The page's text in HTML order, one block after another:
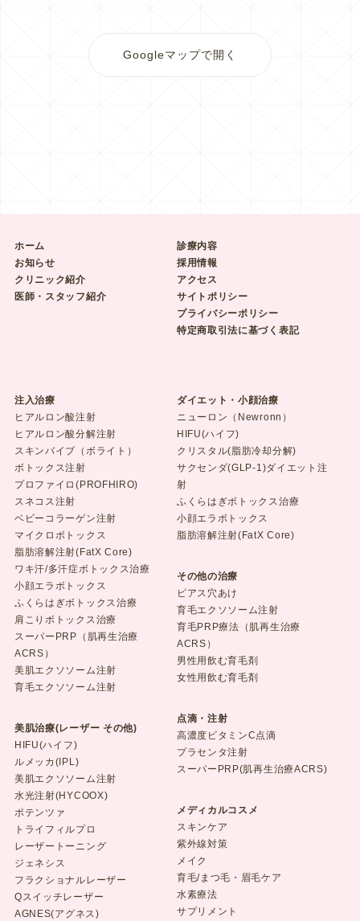
Googleマップで開く
ホーム
お知らせ
クリニック紹介
医師・スタッフ紹介
診療内容
採用情報
アクセス
サイトポリシー
プライバシーポリシー
特定商取引法に基づく表記
注入治療
ヒアルロン酸注射
ヒアルロン酸分解注射
スキンバイブ（ボライト）
ボトックス注射
プロファイロ(PROFHIRO)
スネコス注射
ベビーコラーゲン注射
マイクロボトックス
脂肪溶解注射(FatX Core)
ワキ汗/多汗症ボトックス治療
小顔エラボトックス
ふくらはぎボトックス治療
肩こりボトックス治療
スーパーPRP（肌再生治療
ACRS）
美肌エクソソーム注射
育毛エクソソーム注射
美肌治療(レーザー その他)
HIFU(ハイフ)
ルメッカ(IPL)
美肌エクソソーム注射
水光注射(HYCOOX)
ポテンツァ
トライフィルプロ
レーザートーニング
ジェネシス
フラクショナルレーザー
Qスイッチレーザー
AGNES(アグネス)
ダイエット・小顔治療
ニューロン（Newronn）
HIFU(ハイフ)
クリスタル(脂肪冷却分解)
サクセンダ(GLP-1)ダイエット注
射
ふくらはぎボトックス治療
小顔エラボトックス
脂肪溶解注射(FatX Core)
その他の治療
ピアス穴あけ
育毛エクソソーム注射
育毛PRP療法（肌再生治療
ACRS）
男性用飲む育毛剤
女性用飲む育毛剤
点滴・注射
高濃度ビタミンC点滴
プラセンタ注射
スーパーPRP(肌再生治療ACRS)
メディカルコスメ
スキンケア
紫外線対策
メイク
育毛/まつ毛・眉毛ケア
水素療法
サプリメント